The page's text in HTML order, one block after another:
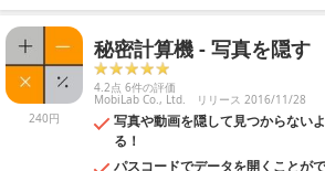
240円
秘密計算機 - 写真を隠す
4.2点 6件の評価
MobiLab Co., Ltd. リリース 2016/11/28
写真や動画を隠して見つからない
る！
パスコードでデータを開くことが